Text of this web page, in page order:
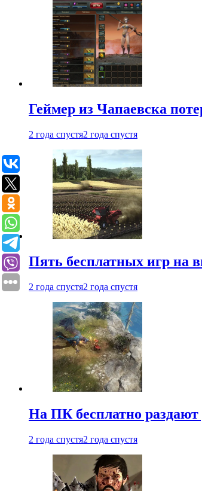
Геймер из Чапаевска
2 года спустя2 года спустя
Пять бесплатных игр на
2 года спустя2 года спустя
На ПК бесплатно раздают
2 года спустя2 года спустя